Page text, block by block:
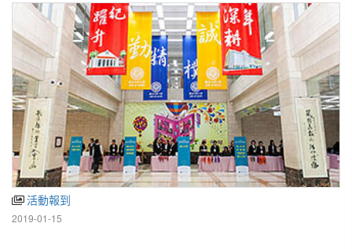
活動報到
2019-01-15